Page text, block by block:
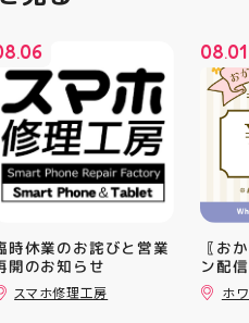
.06
時休業のお詫びと営業
開のお知らせ
スマホ修理工房
08.01
〖お
ン配
ッパ
￥
ホ